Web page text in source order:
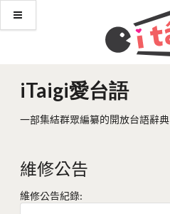
iTaigi愛台語
一部集結群眾編纂的開放台語辭典
維修公告
維修公告紀錄: